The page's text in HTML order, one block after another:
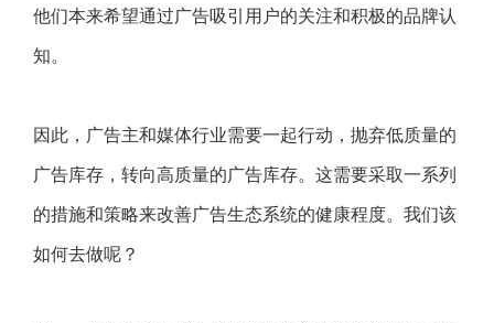
他们本来希望通过广告吸引用户的关注和积极的品牌认
知。
因此，广告主和媒体行业需要一起行动，抛弃低质量的
广告库存，转向高质量的广告库存。这需要采取一系列
的措施和策略来改善广告生态系统的健康程度。我们该
如何去做呢？